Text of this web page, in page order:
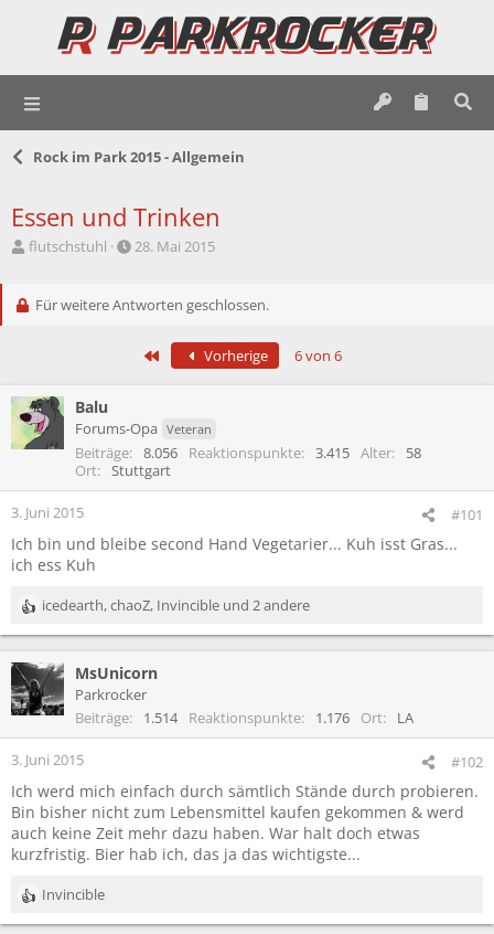
Rock im Park 2015 - Allgemein
Essen und Trinken
E
t
r
flutschstuhl
E
t
m
28. Mai 2015
Für weitere Antworten geschlossen.
Erste Vorherige 6 von 6
Balu
Forums-Opa Veteran
Beiträge 8.056 Reaktionspunkte 3.415 Alter
58
Ort
Stuttgart
3. Juni 2015 #101
Ich bin und bleibe second Hand Vegetarier... Kuh isst Gras...
ich ess Kuh
R
e
k
t
i
n
e
n
:
icedearth,chaoZ, Invincible und 2 andere
MsUnicorn
Parkrocker
Beiträge
1.514 Reaktionspunkte 1.176 Ort LA
3. Juni 2015 #102
Ich werd mich einfach durch sämtlich Stände durch probieren.
Bin bisher nicht zum Lebensmittel kaufen gekommen & werd
auch keine Zeit mehr dazu haben. War halt doch etwas
kurzfristig. Bier hab ich, das ja das wichtigste...
R
e
Invincible